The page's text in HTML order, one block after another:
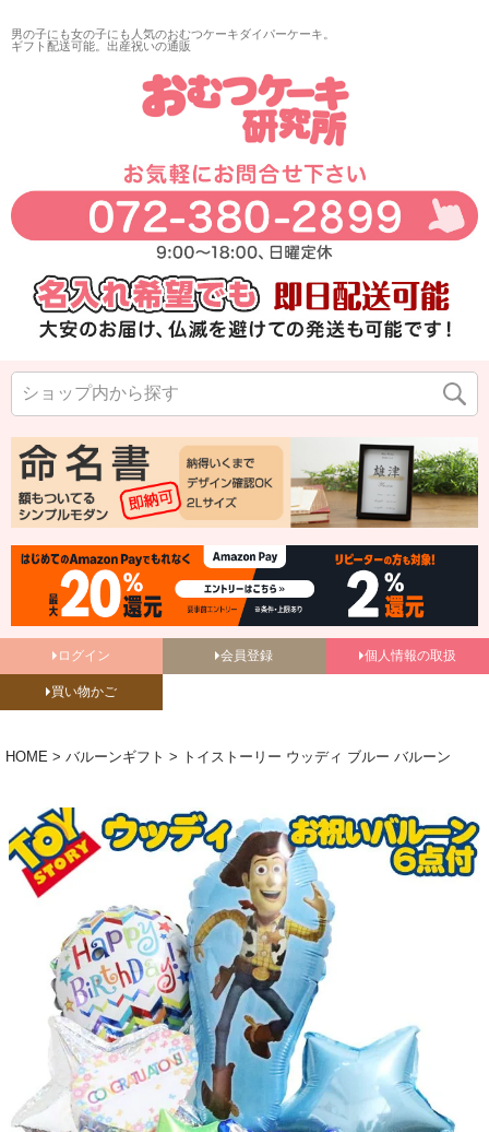
男の子にも女の子にも人気のおむつケーキダイパーケーキ。
ギフト配送可能。出産祝いの通販
ログイン 会員登録 個人情報の取扱
買い物かご
HOME バルーンギフト トイストーリー ウッディ ブルー バルーン